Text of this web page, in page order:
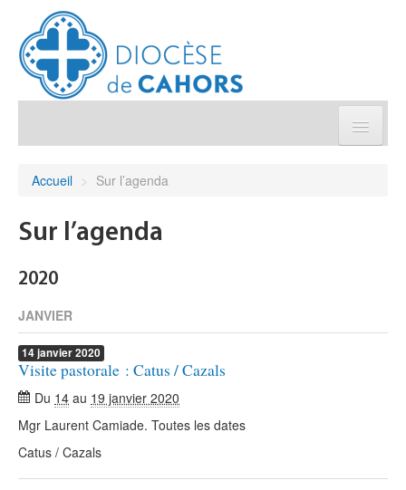
Agenda diocésain
Je donne
Annuaire/Contact
Accueil > Sur l’agenda
Sur l’agenda
2020
JANVIER
14janvier2020
Visite pastorale : Catus / Cazals
Du 14 au 19 janvier 2020
Mgr Laurent Camiade. Toutes les dates
Catus / Cazals